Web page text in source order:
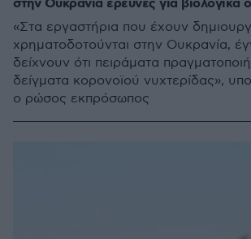
στην Ουκρανία έρευνες για βιολογικά
«Στα εργαστήρια που έχουν
χρηματοδοτούνται στην Ουκρανία,
δείχνουν ότι πειράματα
δείγματα κορονοϊού νυχτερίδας»,
ο ρώσος εκπρόσωπος